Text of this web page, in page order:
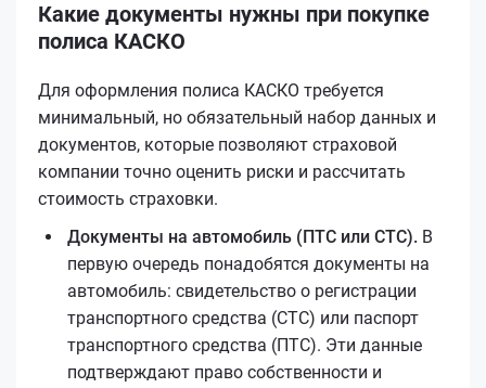
Какие документы нужны при покупке
полиса КАСКО
Для оформления полиса КАСКО требуется
минимальный, но обязательный набор данных и
документов, которые позволяют страховой
компании точно оценить риски и рассчитать
стоимость страховки.
Документы на автомобиль (ПТС или СТС). В
первую очередь понадобятся документы на
автомобиль: свидетельство о регистрации
транспортного средства (СТС) или паспорт
транспортного средства (ПТС). Эти данные
подтверждают право собственности и